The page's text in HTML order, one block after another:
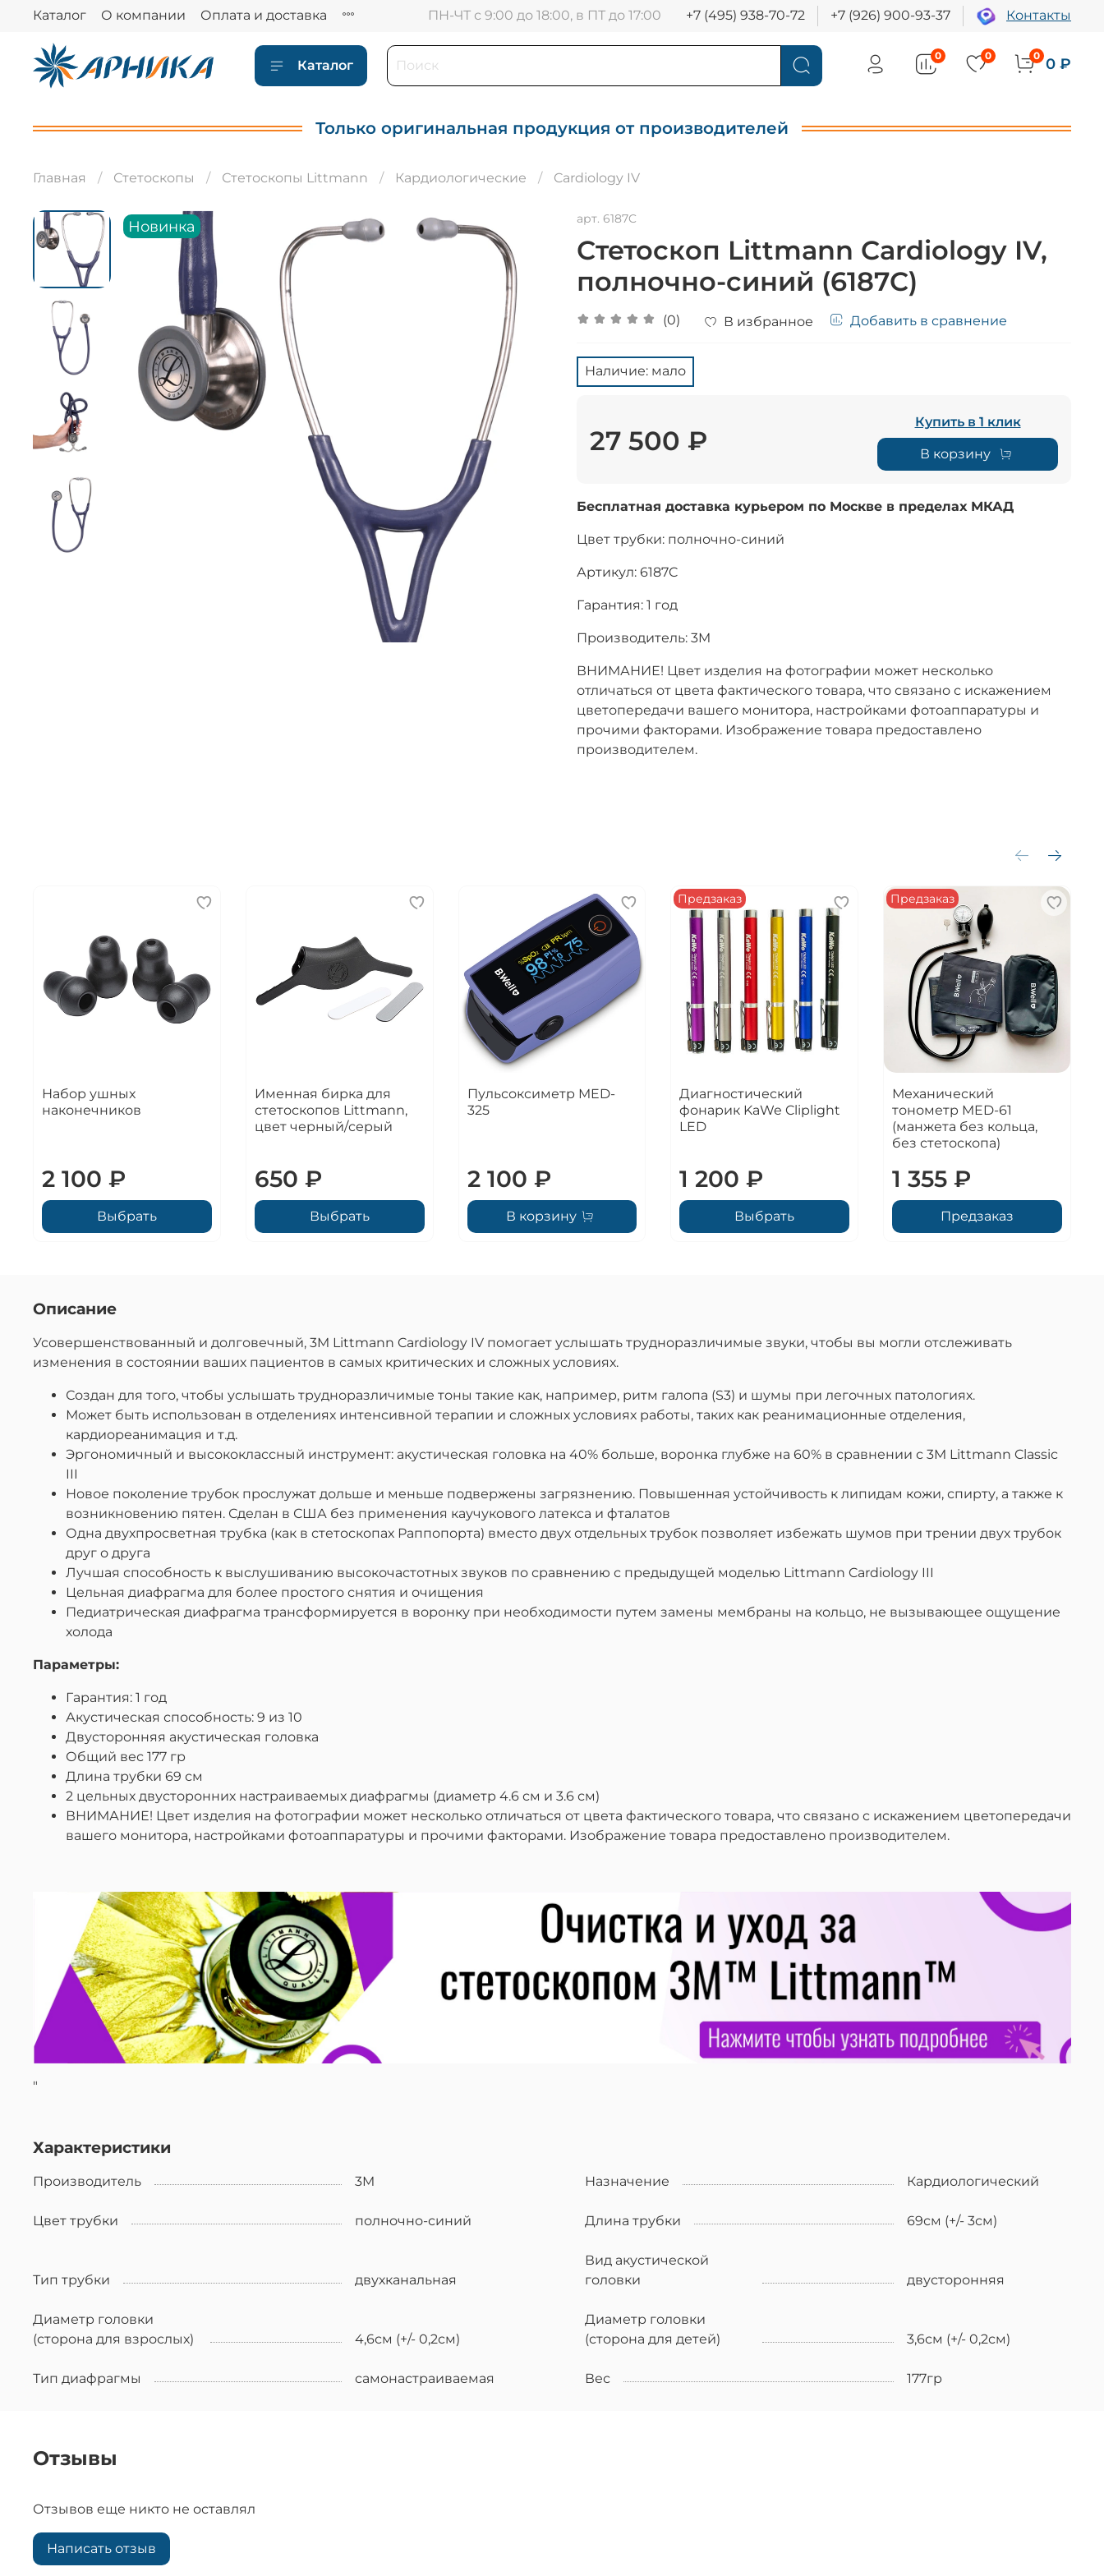
Каталог О компании Оплата и доставка ПН-ЧТ с 9:00 до 18:00, в ПТ до 17:00 +7 (495) 938-70-72 +7 (926) 900-93-37 Контакты
Каталог
0 0 0 0 ₽
Только оригинальная продукция от производителей
Главная Стетоскопы Стетоскопы Littmann Кардиологические Cardiology IV
Новинка арт. 6187C
Стетоскоп Littmann Cardiology IV,
полночно-синий (6187C)
(0) В избранное Добавить в сравнение
Наличие: мало
27 500 ₽
Купить в 1 клик
В корзину
Бесплатная доставка курьером по Москве в пределах МКАД
Цвет трубки: полночно-синий
Артикул: 6187C
Гарантия: 1 год
Производитель: 3M
ВНИМАНИЕ! Цвет изделия на фотографии может несколько
отличаться от цвета фактического товара, что связано с искажением
цветопередачи вашего монитора, настройками фотоаппаратуры и
прочими факторами. Изображение товара предоставлено
производителем.
Набор ушных
наконечников
2 100 ₽
Выбрать
Именная бирка для
стетоскопов Littmann,
цвет черный/серый
650 ₽
Выбрать
Пульсоксиметр MED-
325
2 100 ₽
В корзину
Предзаказ
Диагностический
фонарик KaWe Cliplight
LED
1 200 ₽
Выбрать
Предзаказ
Механический
тонометр MED-61
(манжета без кольца,
без стетоскопа)
1 355 ₽
Предзаказ
Описание
Усовершенствованный и долговечный, 3M Littmann Cardiology IV помогает услышать трудноразличимые звуки, чтобы вы могли отслеживать
изменения в состоянии ваших пациентов в самых критических и сложных условиях.
Создан для того, чтобы услышать трудноразличимые тоны такие как, например, ритм галопа (S3) и шумы при легочных патологиях.
Может быть использован в отделениях интенсивной терапии и сложных условиях работы, таких как реанимационные отделения,
кардиореанимация и т.д.
Эргономичный и высококлассный инструмент: акустическая головка на 40% больше, воронка глубже на 60% в сравнении с 3M Littmann Classic
III
Новое поколение трубок прослужат дольше и меньше подвержены загрязнению. Повышенная устойчивость к липидам кожи, спирту, а также к
возникновению пятен. Сделан в США без применения каучукового латекса и фталатов
Одна двухпросветная трубка (как в стетоскопах Раппопорта) вместо двух отдельных трубок позволяет избежать шумов при трении двух трубок
друг о друга
Лучшая способность к выслушиванию высокочастотных звуков по сравнению с предыдущей моделью Littmann Cardiology III
Цельная диафрагма для более простого снятия и очищения
Педиатрическая диафрагма трансформируется в воронку при необходимости путем замены мембраны на кольцо, не вызывающее ощущение
холода
Параметры:
Гарантия: 1 год
Акустическая способность: 9 из 10
Двусторонняя акустическая головка
Общий вес 177 гр
Длина трубки 69 см
2 цельных двусторонних настраиваемых диафрагмы (диаметр 4.6 см и 3.6 см)
ВНИМАНИЕ! Цвет изделия на фотографии может несколько отличаться от цвета фактического товара, что связано с искажением цветопередачи
вашего монитора, настройками фотоаппаратуры и прочими факторами. Изображение товара предоставлено производителем.
"
Характеристики
Производитель 3M Назначение Кардиологический
Цвет трубки полночно-синий Длина трубки 69см (+/- 3см)
Тип трубки двухканальная
Вид акустической
головки
двусторонняя
Диаметр головки
(сторона для взрослых)
4,6см (+/- 0,2см)
Диаметр головки
(сторона для детей)
3,6см (+/- 0,2см)
Тип диафрагмы самонастраиваемая Вес 177гр
Отзывы
Отзывов еще никто не оставлял
Написать отзыв